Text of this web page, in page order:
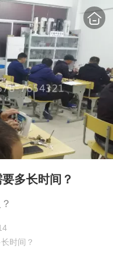
多长时间？
时间？